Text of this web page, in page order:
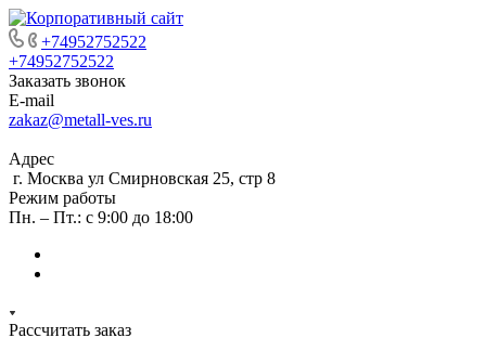
+74952752522
+74952752522
Заказать звонок
E-mail
zakaz@metall-ves.ru
Адрес
г. Москва ул Смирновская 25, стр 8
Режим работы
Пн. – Пт.: с 9:00 до 18:00
Рассчитать заказ